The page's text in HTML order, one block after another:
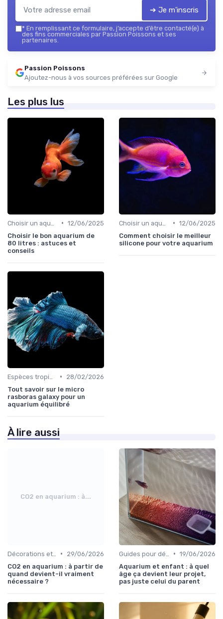
➔ Je m'inscris
* En remplissant ce formulaire, j’accepte d’être contacté(e) à
des fins commerciales par Passion Poissons et ses
partenaires.
Passion Poissons
Ajoutez-nous à vos sources préférées sur Google
Les plus lus
• 12/06/2025
Choisir le bon aquarium de
80 litres : astuces et
conseils
• 12/06/2025
Comment choisir le meilleur
silicone pour votre aquarium
•
28/02/2026
Tout savoir sur le micro
rasboras galaxy pour un
aquarium équilibré
À lire aussi
CO2 en aquarium : à...
•
29/06/2026
CO2 en aquarium : à partir de
quand devient-il vraiment
nécessaire ?
• 19/06/2026
Aquarium et enfant : à quel
âge ça devient leur projet,
pas juste celui du parent